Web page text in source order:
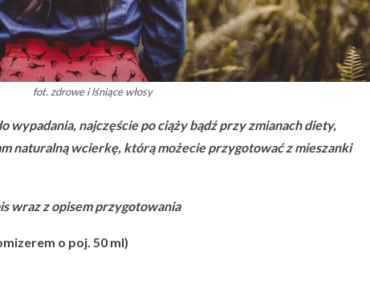
fot. zdrowe i lśniące włosy
wypadania, najczęście po ciąży bądź przy zmianach diety,
naturalną wcierkę, którą możecie przygotować z mieszanki
wraz z opisem przygotowania
o poj. 50 ml)